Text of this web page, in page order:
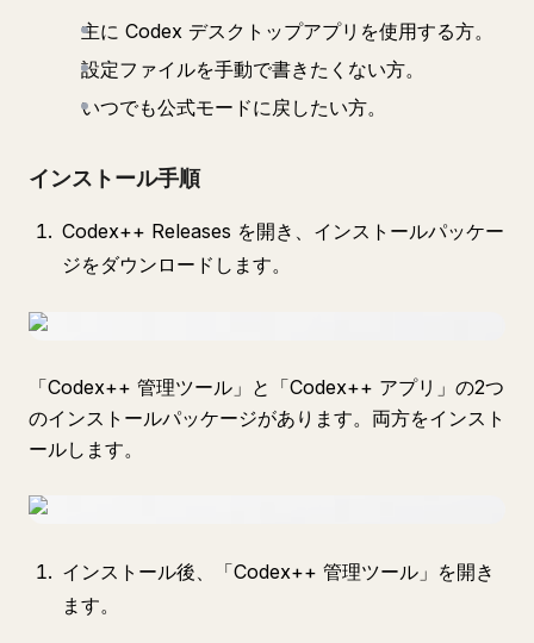
主に Codex デスクトップアプリを使用する方。
設定ファイルを手動で書きたくない方。
いつでも公式モードに戻したい方。
インストール手順
Codex++ Releases を開き、インストールパッケー
ジをダウンロードします。
「Codex++ 管理ツール」と「Codex++ アプリ」の2つ
のインストールパッケージがあります。両方をインスト
ールします。
インストール後、「Codex++ 管理ツール」を開き
ます。